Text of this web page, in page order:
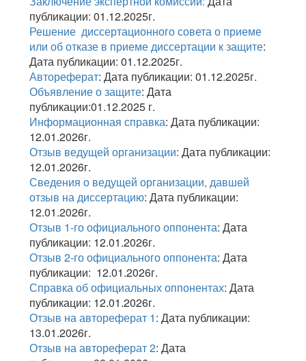
публикации: 01.12.2025г.
Решение диссертационного совета о приеме
или об отказе в приеме диссертации к защите:
Дата публикации: 01.12.2025г.
Автореферат: Дата публикации: 01.12.2025г.
Объявление о защите: Дата
публикации:01.12.2025 г.
Информационная справка: Дата публикации:
12.01.2026г.
Отзыв ведущей организации: Дата публикации:
12.01.2026г.
Сведения о ведущей организации, давшей
отзыв на диссертацию: Дата публикации:
12.01.2026г.
Отзыв 1-го официального оппонента: Дата
публикации: 12.01.2026г.
Отзыв 2-го официального оппонента: Дата
публикации: 12.01.2026г.
Справка об официальных оппонентах: Дата
публикации: 12.01.2026г.
Отзыв на автореферат 1: Дата публикации:
13.01.2026г.
Отзыв на автореферат 2: Дата